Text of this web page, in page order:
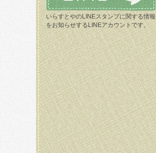
いらすとやのLINEスタンプに関する情報
をお知らせするLINEアカウントです。